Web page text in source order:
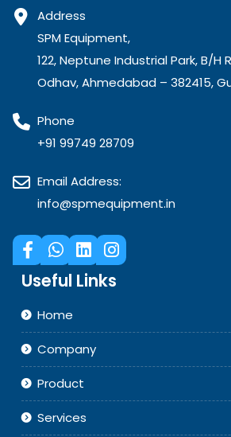
Address
SPM Equipment,
122, Neptune Industrial Park, B/H
Odhav, Ahmedabad – 382415,
Phone
+91 99749 28709
Email Address:
info@spmequipment.in
Useful Links
Home
Company
Product
Services